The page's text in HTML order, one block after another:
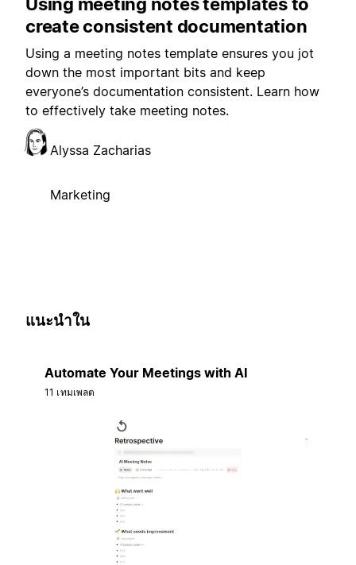
Using meeting notes templates to
create consistent documentation
Using a meeting notes template ensures you jot
down the most important bits and keep
everyone’s documentation consistent. Learn how
to effectively take meeting notes.
Alyssa Zacharias
Marketing
แนะนำใน
Automate Your Meetings with AI
11 เทมเพลต